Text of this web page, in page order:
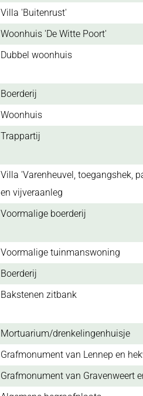
Villa 'Buitenrust'
Woonhuis 'De Witte Poort'
Dubbel woonhuis
Boerderij
Woonhuis
Trappartij
Villa 'Varenheuvel, toegangshek,
en vijveraanleg
Voormalige boerderij
Voormalige tuinmanswoning
Boerderij
Bakstenen zitbank
Mortuarium/drenkelingenhuisje
Grafmonument van Lennep en
Grafmonument van Gravenweert